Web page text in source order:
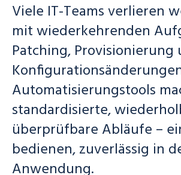
Viele IT-Teams verlieren
mit wiederkehrenden
Patching, Provisionierung
Automatisierungstools
standardisierte,
überprüfbare Abläufe –
bedienen, zuverlässig in
Anwendung.